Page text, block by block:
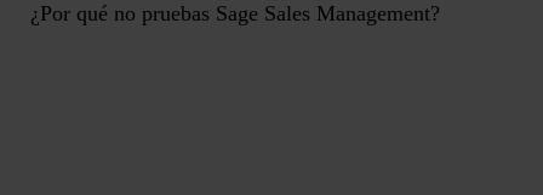
¿Por qué no pruebas Sage Sales Management?